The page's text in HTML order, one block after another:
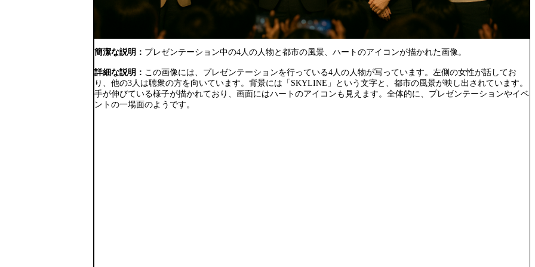
簡潔な説明： プレゼンテーション中の4人の人物と都市の風景、ハートのアイコンが描かれた画像。
詳細な説明： この画像には、プレゼンテーションを行っている4人の人物が写っています。左側の女性が話してお
り、他の3人は聴衆の方を向いています。背景には「SKYLINE」という文字と、都市の風景が映し出されています。
手が伸びている様子が描かれており、画面にはハートのアイコンも見えます。全体的に、プレゼンテーションやイベ
ントの一場面のようです。